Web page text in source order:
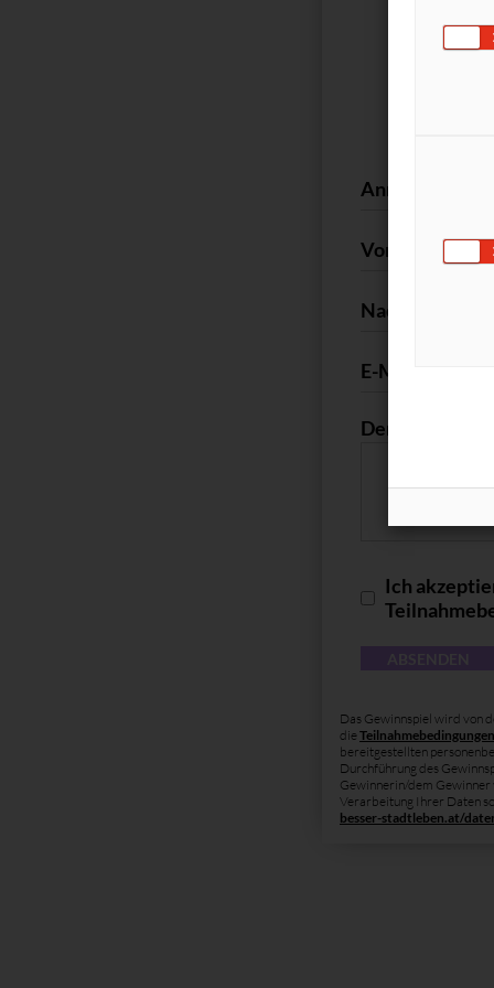
Anrede*
Vorname*
Nachname*
E-Mail*
Der gesuchte
Ich
Das Gewinnspiel wird von
die
bereitgestellten
Durchführung des
Gewinnerin/dem
Verarbeitung Ihrer Daten
besser-stadtleben.at/